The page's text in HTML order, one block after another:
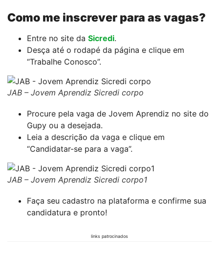
Como me inscrever para as vagas?
Entre no site da Sicredi.
Desça até o rodapé da página e clique em
“Trabalhe Conosco”.
JAB – Jovem Aprendiz Sicredi corpo
Procure pela vaga de Jovem Aprendiz no site do
Gupy ou a desejada.
Leia a descrição da vaga e clique em
“Candidatar-se para a vaga”.
JAB – Jovem Aprendiz Sicredi corpo1
Faça seu cadastro na plataforma e confirme sua
candidatura e pronto!
links patrocinados